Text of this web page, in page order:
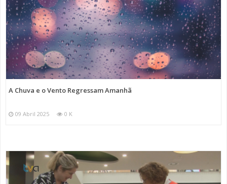
A Chuva e o Vento Regressam Amanhã
09 Abril 2025 0 K